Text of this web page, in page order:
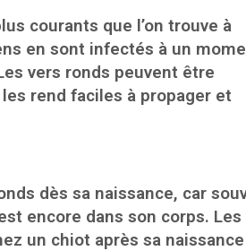
courants que l’on trouve à
en sont infectés à un
vers ronds peuvent être
rend faciles à propager et
dès sa naissance, car
encore dans son corps. Les
un chiot après sa naissance